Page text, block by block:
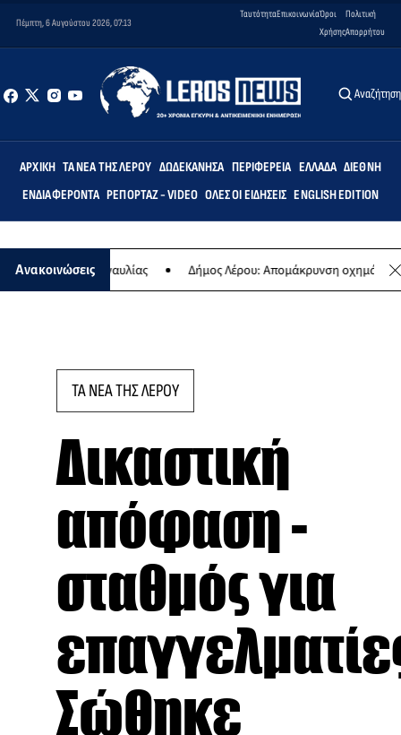
Πέμπτη, 6 Αυγούστου 2026, 07:13
ΤαυτότηταΕπικοινωνίαΌροι
Χρήσης
Πολιτική
Απορρήτου
Αναζήτηση
ΑΡΧΙΚΉ ΤΑ ΝΈΑ ΤΗΣ ΛΈΡΟΥ ΔΩΔΕΚΆΝΗΣΑ ΠΕΡΙΦΈΡΕΙΑ ΕΛΛΆΔΑ ΔΙΕΘΝΉ
ΕΝΔΙΑΦΈΡΟΝΤΑ ΡΕΠΟΡΤΆΖ - VIDEO ΌΛΕΣ ΟΙ ΕΙΔΉΣΕΙΣ ENGLISH EDITION
Ανακοινώσεις
ετήσιας συναυλίας Δήμος Λέρου: Απομάκρυνση οχημάτων
ΤΑ ΝΕΑ ΤΗΣ ΛΕΡΟΥ
Δικαστική
απόφαση -
σταθμός για
Σώθηκε